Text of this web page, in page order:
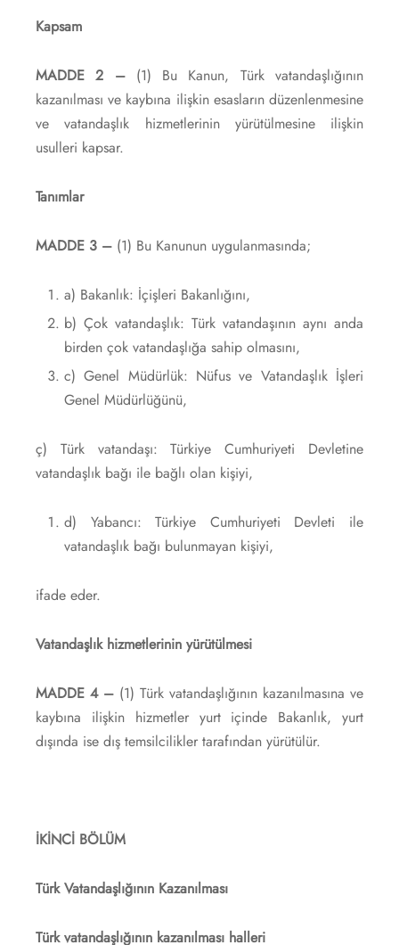
Kapsam
MADDE 2 –(1) Bu Kanun, Türk vatandaşlığının
kazanılması ve kaybına ilişkin esasların düzenlenmesine
ve vatandaşlık hizmetlerinin yürütülmesine ilişkin
usulleri kapsar.
Tanımlar
MADDE 3 – (1) Bu Kanunun uygulanmasında;
a) Bakanlık: İçişleri Bakanlığını,
b) Çok vatandaşlık: Türk vatandaşının aynı anda
birden çok vatandaşlığa sahip olmasını,
c) Genel Müdürlük: Nüfus ve Vatandaşlık İşleri
Genel Müdürlüğünü,
ç) Türk vatandaşı: Türkiye Cumhuriyeti Devletine
vatandaşlık bağı ile bağlı olan kişiyi,
d) Yabancı: Türkiye Cumhuriyeti Devleti ile
vatandaşlık bağı bulunmayan kişiyi,
ifade eder.
Vatandaşlık hizmetlerinin yürütülmesi
MADDE 4 – (1) Türk vatandaşlığının kazanılmasına ve
kaybına ilişkin hizmetler yurt içinde Bakanlık, yurt
dışında ise dış temsilcilikler tarafından yürütülür.
İKİNCİ BÖLÜM
Türk Vatandaşlığının Kazanılması
Türk vatandaşlığının kazanılması halleri